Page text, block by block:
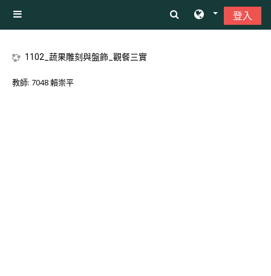
側板
登入
1102_蔬果雕刻與盤飾_觀餐三實
教師: 7048 賴崇平